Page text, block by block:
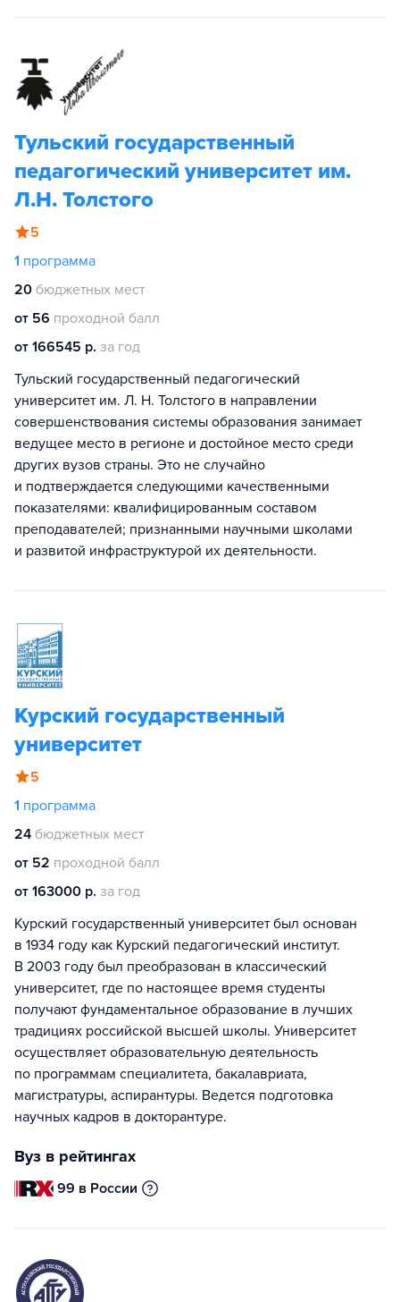
Тульский государственный
педагогический университет им.
Л.Н. Толстого
5
1 программа
20 бюджетных мест
от 56 проходной балл
от 166545 р. за год
Тульский государственный педагогический
университет им. Л. Н. Толстого в направлении
совершенствования системы образования занимает
ведущее место в регионе и достойное место среди
других вузов страны. Это не случайно
и подтверждается следующими качественными
показателями: квалифицированным составом
преподавателей; признанными научными школами
и развитой инфраструктурой их деятельности.
Курский государственный
университет
5
1 программа
24 бюджетных мест
от 52 проходной балл
от 163000 р. за год
Курский государственный университет был основан
в 1934 году как Курский педагогический институт.
В 2003 году был преобразован в классический
университет, где по настоящее время студенты
получают фундаментальное образование в лучших
традициях российской высшей школы. Университет
осуществляет образовательную деятельность
по программам специалитета, бакалавриата,
магистратуры, аспирантуры. Ведется подготовка
научных кадров в докторантуре.
Вуз в рейтингах
99 в России